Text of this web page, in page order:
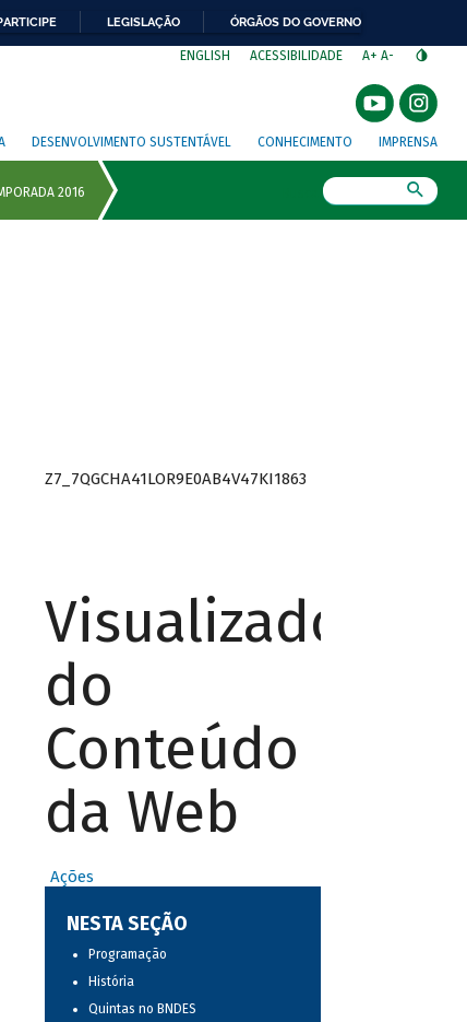
LEGISLAÇÃO ÓRGÃOS DO GOVERNO
ENGLISH ACESSIBILIDADE A+ A-
DESENVOLVIMENTO SUSTENTÁVEL CONHECIMENTO IMPRENSA
Z7_7QGCHA41LOR9E0AB4V47KI1863
Visualizador
do
Conteúdo
da Web
Ações
NESTA SEÇÃO
Programação
História
Quintas no BNDES